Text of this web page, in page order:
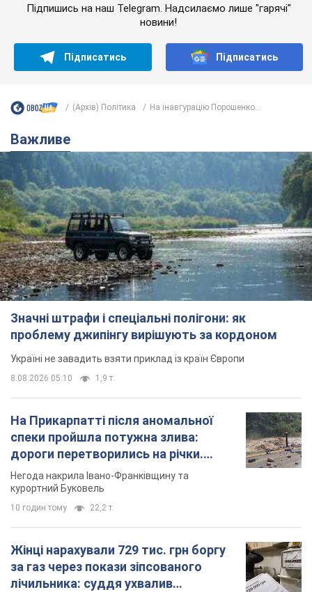
Підпишись на наш Telegram. Надсилаємо лише "гарячі"
новини!
Підписатись Підписатись
(Архів) Політика На інавгурацію Порошенко...
Важливе
Значні штрафи і спеціальні полігони: як
проблему джипінгу вирішують за кордоном
Україні не завадить взяти приклад із країн Європи
8.08.2026 05:10 1,9 т.
На Прикарпатті після аномальної
спеки пройшла потужна злива:
дороги перетворились на річки.
Відео
Негода накрила Івано-Франківщину та
курортний Буковель
10 годин тому 22,2 т.
Жінці нарахували 729 тис. грн боргу
за газ через покази зіпсованого
лічильника: суддя ухвалив